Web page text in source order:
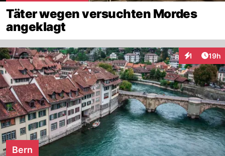
Täter wegen versuchten Mordes
angeklagt
1 19h
Bern